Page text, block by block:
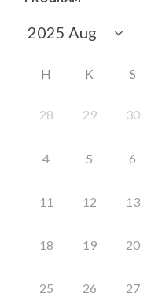
H K S
28 29 30
4 5 6
11 12 13
18 19 20
25 26 27